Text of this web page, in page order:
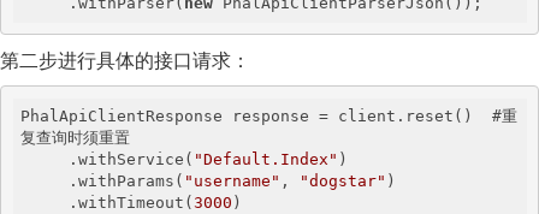
第二步进行具体的接口请求：
PhalApiClientResponse response = client.reset()  #重
复查询时须重置
     .withService(
"Default.Index" )
     .withParams(
"username" , "dogstar" )
     .withTimeout(
3000 )